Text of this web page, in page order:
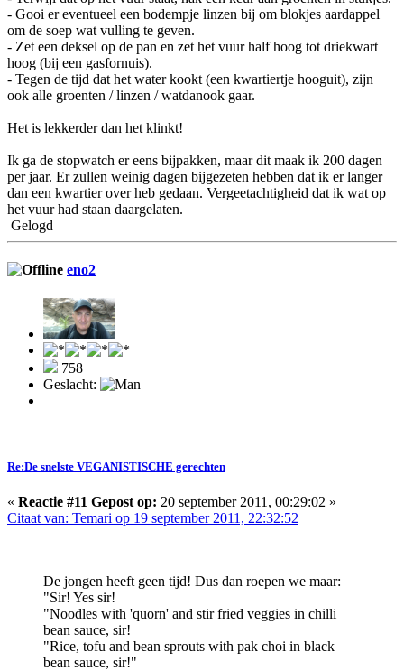
- Gooi er eventueel een bodempje linzen bij om blokjes aardappel
om de soep wat vulling te geven.
- Zet een deksel op de pan en zet het vuur half hoog tot driekwart
hoog (bij een gasfornuis).
- Tegen de tijd dat het water kookt (een kwartiertje hooguit), zijn
ook alle groenten / linzen / watdanook gaar.
Het is lekkerder dan het klinkt!
Ik ga de stopwatch er eens bijpakken, maar dit maak ik 200 dagen
per jaar. Er zullen weinig dagen bijgezeten hebben dat ik er langer
dan een kwartier over heb gedaan. Vergeetachtigheid dat ik wat op
het vuur had staan daargelaten.
Gelogd
eno2
758
Geslacht:
Re:De snelste VEGANISTISCHE gerechten
« Reactie #11 Gepost op: 20 september 2011, 00:29:02 »
Citaat van: Temari op 19 september 2011, 22:32:52
De jongen heeft geen tijd! Dus dan roepen we maar:
"Sir! Yes sir!
"Noodles with 'quorn' and stir fried veggies in chilli
bean sauce, sir!
"Rice, tofu and bean sprouts with pak choi in black
bean sauce, sir!"